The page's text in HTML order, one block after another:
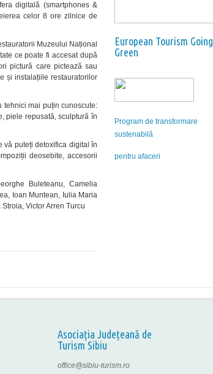
digitală (smartphones &
celor 8 ore zilnice de
Muzeului Național
ce poate fi accesat după
pictură care pictează sau
și instalațiile restauratorilor
tehnici mai puțin cunoscute:
piele repusată, sculptură în
vă puteți detoxifica digital în
deosebite, accesorii
Buleteanu, Camelia
Ioan Muntean, Iulia Maria
Victor Arren Turcu
European Tourism Going
Green
Program de transformare
sustenabilă
pentru afaceri
Asociația Județeană de
Turism Sibiu
office@sibiu-turism.ro